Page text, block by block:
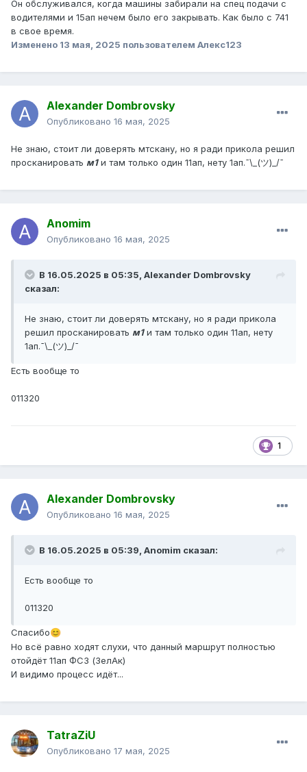
Он обслуживался, когда машины забирали на спец подачи с
водителями и 15ап нечем было его закрывать. Как было с 741
в свое время.
Изменено 13 мая, 2025 пользователем Алекс123
Alexander Dombrovsky
Опубликовано 16 мая, 2025
Не знаю, стоит ли доверять мтскану, но я ради прикола решил
просканировать м1и там только один 11ап, нету 1ап.¯\_(ツ)_/¯
Anomim
Опубликовано 16 мая, 2025
В 16.05.2025 в 05:35, Alexander Dombrovsky
сказал:
Не знаю, стоит ли доверять мтскану, но я ради прикола
решил просканировать м1и там только один 11ап, нету
1ап.¯\_(ツ)_/¯
Есть вообще то
011320
1
Alexander Dombrovsky
Опубликовано 16 мая, 2025
В 16.05.2025 в 05:39, Anomim сказал:
Есть вообще то
011320
Спасибо😊
Но всё равно ходят слухи, что данный маршрут полностью
отойдёт 11ап ФСЗ (ЗелАк)
И видимо процесс идёт...
TatraZiU
Опубликовано 17 мая, 2025